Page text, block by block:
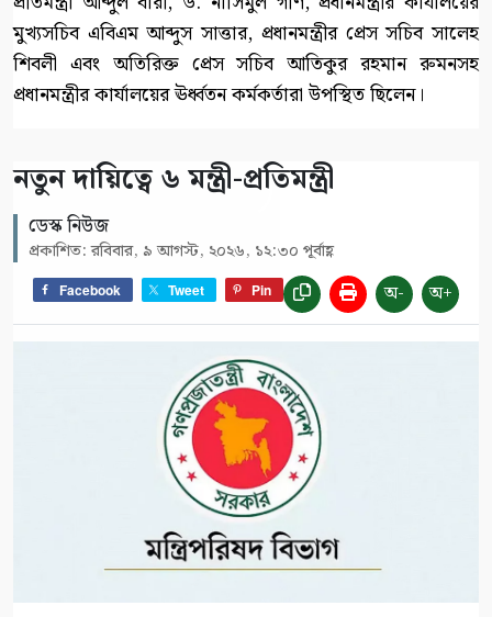
মুখ্যসচিব এবিএম আব্দুস সাত্তার, প্রধানমন্ত্রীর প্রেস সচিব সালেহ
শিবলী এবং অতিরিক্ত প্রেস সচিব আতিকুর রহমান রুমনসহ
প্রধানমন্ত্রীর কার্যালয়ের ঊর্ধ্বতন কর্মকর্তারা উপস্থিত ছিলেন।
নতুন দায়িত্বে ৬ মন্ত্রী-প্রতিমন্ত্রী
ডেস্ক নিউজ
প্রকাশিত: রবিবার, ৯ আগস্ট, ২০২৬, ১২:৩০ পূর্বাহ্ণ
Facebook Tweet Pin অ- অ+